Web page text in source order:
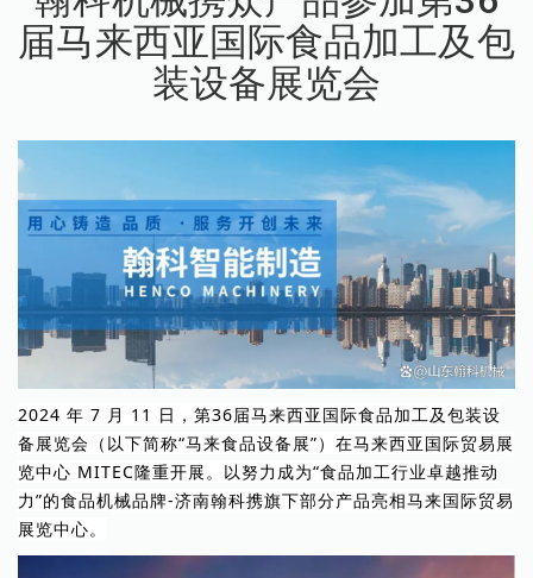
届马来西亚国际食品加工及包
装设备展览会
2024 年 7 月 11 日 ，第36届马来西亚国际食品加工及包装设
备展览会 （以下简称“马来食品设备展”）在马来西亚国际贸易展
览中心 MITEC隆重开展。以努力成为“食品加工行业卓越推动
力”的食品机械品牌-济南翰科携旗下部分产品亮相马来国际贸易
展览中心。